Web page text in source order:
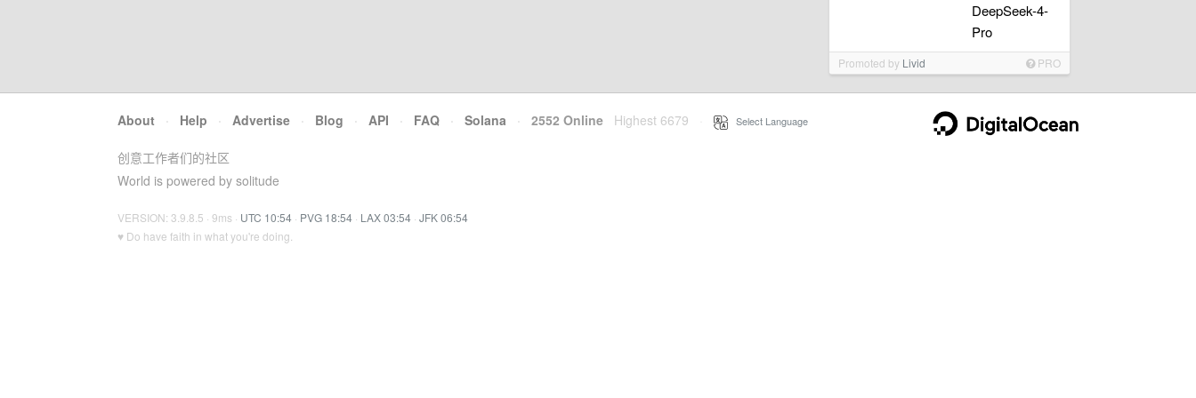
DeepSeek-4-
Pro
Promoted by Livid PRO
About · Help · Advertise · Blog · API · FAQ · Solana · 2552 Online Highest 6679 Select Language
创意工作者们的社区
World is powered by solitude
VERSION: 3.9.8.5 · 9ms · UTC 10:54 · PVG 18:54 · LAX 03:54 · JFK 06:54
♥ Do have faith in what you're doing.